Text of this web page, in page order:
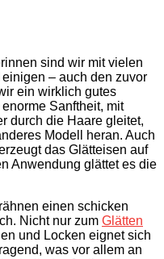
sind wir mit vielen
– auch den zuvor
ein wirklich gutes
Sanftheit, mit
durch die Haare gleitet,
Modell heran. Auch
das Glätteisen auf
Anwendung glättet es die
einen schicken
Nicht nur zum Glätten
und Locken eignet sich
was vor allem an